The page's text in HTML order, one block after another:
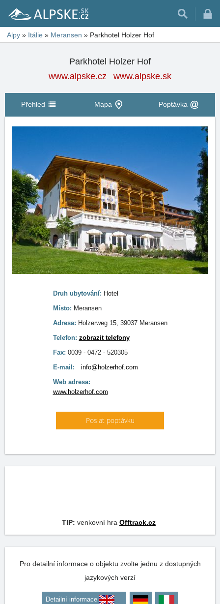
Alpy » Itálie » Meransen » Parkhotel Holzer Hof
Parkhotel Holzer Hof
www.alpske.cz
www.alpske.sk
Přehled Mapa Poptávka
Druh ubytování: Hotel
Místo: Meransen
Adresa: Holzerweg 15, 39037 Meransen
Telefon: zobrazit telefony
Fax: 0039 - 0472 - 520305
E-mail:
info@holzerhof.com
Web adresa:
www.holzerhof.com
Poslat poptávku
TIP: venkovní hra Offtrack.cz
Pro detailní informace o objektu zvolte jednu z dostupných
jazykových verzí
Detailní informace